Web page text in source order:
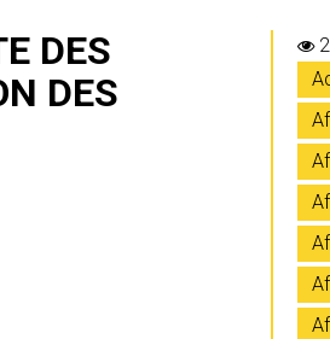
DES
DES
2